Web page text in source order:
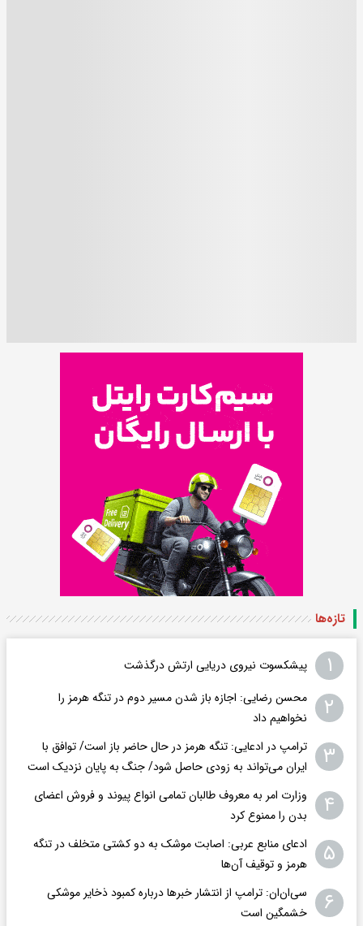
تازه‌ها
۱ پیشکسوت نیروی دریایی ارتش درگذشت
۲
محسن رضایی: اجازه باز شدن مسیر دوم در تنگه هرمز را
نخواهیم داد
۳
ترامپ در ادعایی: تنگه هرمز در حال حاضر باز است/ توافق با
ایران می‌تواند به‌ زودی حاصل شود/ جنگ به پایان نزدیک است
۴
وزارت امر به معروف طالبان تمامی انواع پیوند و فروش اعضای
بدن را ممنوع کرد
۵
ادعای منابع عربی: اصابت موشک به دو کشتی متخلف در تنگه
هرمز و توقیف آن‌ها
۶
سی‌ان‌ان: ترامپ از انتشار خبرها درباره کمبود ذخایر موشکی
خشمگین است